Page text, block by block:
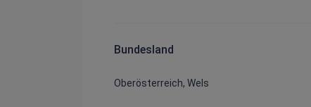
Bundesland
Oberösterreich, Wels